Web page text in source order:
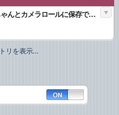
Instagram 2.0 撮った写真はちゃんとカメラロールに保存できるよ！
リを表示...